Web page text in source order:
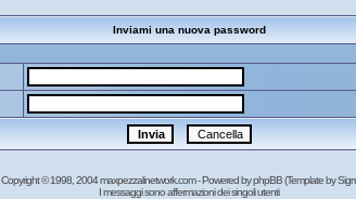
Inviami una nuova password
Copyright © 1998, 2004 maxpezzalinetwork.com - Powered byphpBB(Template by
I messaggi sono affermazioni dei singoli utenti